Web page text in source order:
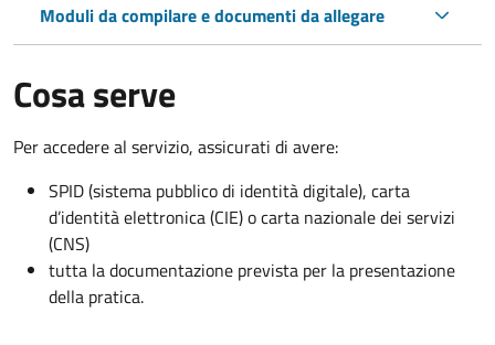
Moduli da compilare e documenti da allegare
Cosa serve
Per accedere al servizio, assicurati di avere:
SPID (sistema pubblico di identità digitale), carta
d’identità elettronica (CIE) o carta nazionale dei servizi
(CNS)
tutta la documentazione prevista per la presentazione
della pratica.